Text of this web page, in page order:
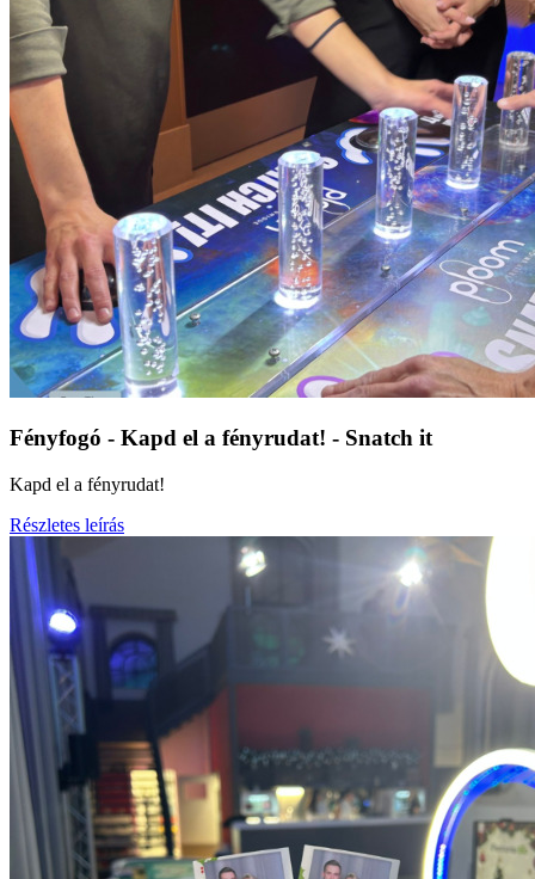
Fényfogó - Kapd el a fényrudat! - Snatch it
Kapd el a fényrudat!
Részletes leírás